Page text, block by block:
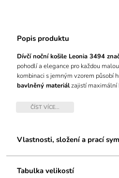
Popis produktu
Dívčí noční košile Leonia 3494
pohodlí a elegance pro každou
kombinaci s jemným vzorem působí
bavlněný materiálzajistí maximální
nosí, neomezuje v pohybu a
zapínání podtrhuje jednoduchost,
Typ:Dlouhý rukáv
Styl:Se vzorem
Materiál:Bavlna
ČÍST VÍCE...
Vlastnosti, složení a prací
Tabulka velikostí